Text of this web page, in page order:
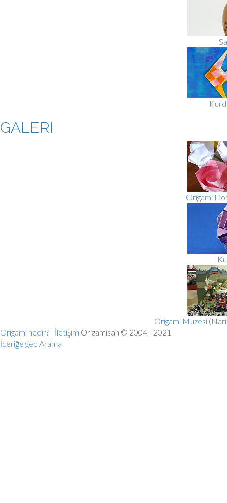
GALERI
Origami
Origami Müzesi
Origami nedir? | İletişim Origamisan © 2004 - 2021
İçeriğe geç Arama